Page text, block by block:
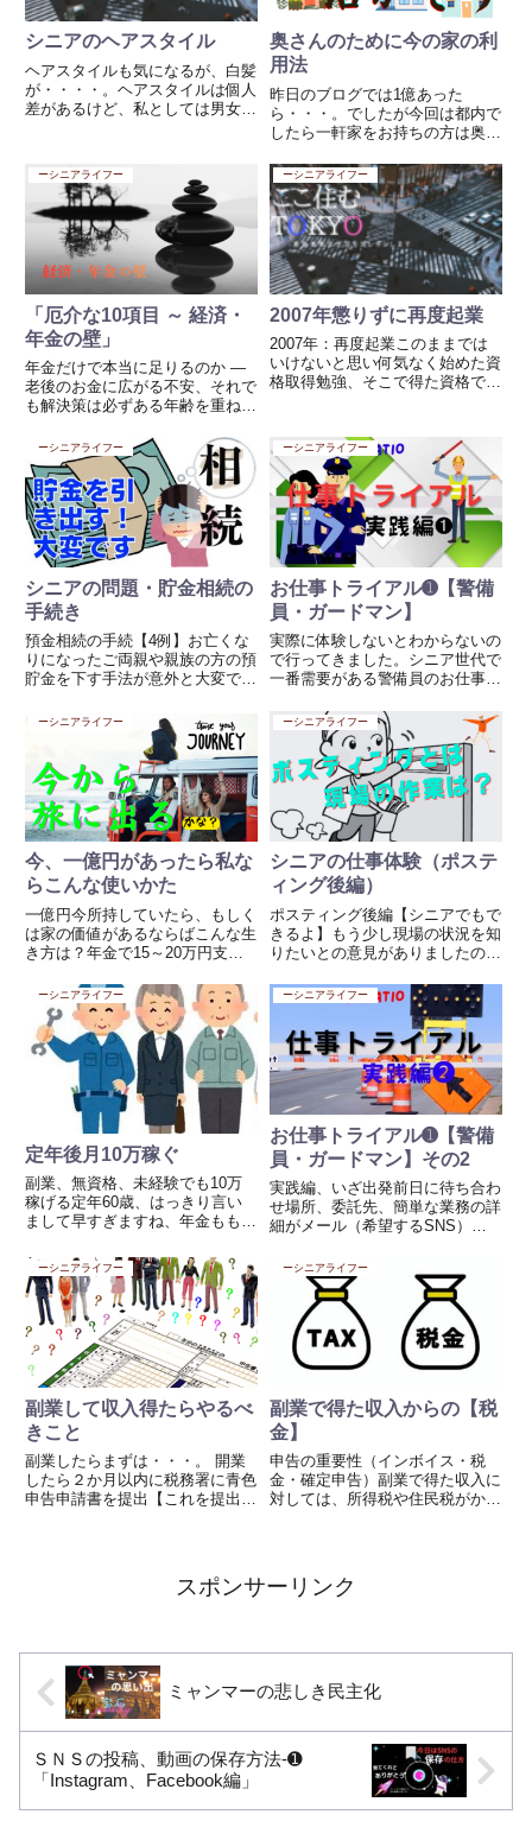
シニアのヘアスタイル
ヘアスタイルも気になるが、白髪
が・・・・。ヘアスタイルは個人
差があるけど、私としては男女問
皆白髪を染めない、真っ白のやつ
もいるしグレーのやつもいる。自
分は絶対染める派！なぜ皆染め
な...
奥さんのために今の家の利
用法
昨日のブログでは1億あった
ら・・・。でしたが今回は都内で
したら一軒家をお持ちの方は奥様
を想定しています）最大限の利用
法を考えておくこと。今、流行り
の株やらFXには。。（まんまと
政府の広告に乗せられない事）株
なん...
ーシニアライフー
「厄介な10項目 ～ 経済・
年金の壁」
年金だけで本当に足りるのか ―
老後のお金に広がる不安、それで
も解決策は必ずある年齢を重ねる
ようになるのが、老後のお金への
不安です。現役で働いていた頃
は、毎月ある程度の収入が見込め
ました。しかし、仕事を離れ、
年...
ーシニアライフー
2007年懲りずに再度起業
2007年：再度起業このままでは
いけないと思い何気なく始めた資
格取得勉強、そこで得た資格での
毎日夜空を見上げていた、このま
ま終わるか、六本木か何回歩いて
きたか、3時間歩いた、10...
ーシニアライフー
シニアの問題・貯金相続の
手続き
預金相続の手続【4例】お亡くな
りになったご両親や親族の方の預
貯金を下す手法が意外と大変で
や税金等もろもろかかる費用も簡
単には下せないのが現実です。こ
のようなことは事前に知っておく
ことが大切ですね。遺言書がある
場...
ーシニアライフー
お仕事トライアル➊【警備
員・ガードマン】
実際に体験しないとわからないの
で行ってきました。シニア世代で
一番需要がある警備員のお仕事と
してきたことを、、、、、。順を
追って説明します。 面接 講習 実
践 現場 報酬受け取りこんな感じ
で、まず面接をします、シ...
ーシニアライフー
今、一億円があったら私な
らこんな使いかた
一億円今所持していたら、もしく
は家の価値があるならばこんな生
き方は？年金で15～20万円支給
イト週2～3日できる人ならこん
なチョイスはいかがでしょうか？
年明け能登地震、近年そろそろ直
下型地震や南海トラフが来ると...
ーシニアライフー
シニアの仕事体験（ポステ
ィング後編）
ポスティング後編【シニアでもで
きるよ】もう少し現場の状況を知
りたいとの意見がありましたの
日にバイトをできる日を指定しま
す、それから体力的に何部配れる
かを自身で判断しスタッフに伝え
ます。そうすることで当日の朝に
チ...
ーシニアライフー
定年後月10万稼ぐ
副業、無資格、未経験でも10万
稼げる定年60歳、はっきり言い
まして早すぎますね、年金ももら
予想される。いや減額することで
しょう今の政権は！住宅ローンが
重くのしかかる、35年ローン組
んでいると25歳ではほとんどの...
ーシニアライフー
お仕事トライアル➊【警備
員・ガードマン】その2
実践編、いざ出発前日に待ち合わ
せ場所、委託先、簡単な業務の詳
細がメール（希望するSNS）で
場合「7:30に到着すること」現場
は二パターンあり、➊施設の警備
（公共の施設、商業ビルなど）❷
道路工事、ビル建設など...
ーシニアライフー
副業して収入得たらやるべ
きこと
副業したらまずは・・・。 開業
したら２か月以内に税務署に青色
申告申請書を提出【これを提出し
徴収票をもらうこと 収支がわか
る帳簿をつけること※年20万...
ーシニアライフー
副業で得た収入からの【税
金】
申告の重要性（インボイス・税
金・確定申告）副業で得た収入に
対しては、所得税や住民税がかか
民税の控除が受けられる場合があ
ります。例えば、副業でかかった
スポンサーリンク
ミャンマーの悲しき民主化
ＳＮＳの投稿、動画の保存方法-➊
「Instagram、Facebook編」